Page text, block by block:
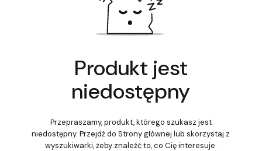
Produkt jest
niedostępny
Przepraszamy, produkt, którego szukasz jest
niedostępny. Przejdź do Strony głównej lub skorzystaj z
wyszukiwarki, żeby znaleźć to, co Cię interesuje.